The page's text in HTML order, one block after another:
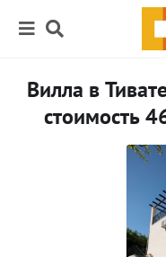
Вилла в
стоимость